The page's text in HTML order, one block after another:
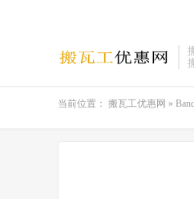
当前位置： 搬瓦工优惠网 »